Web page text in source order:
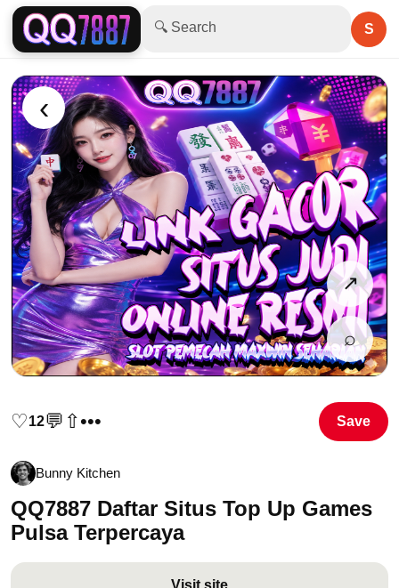
🔍 Search S
‹
↗
⌕
♡12💬 ⇧••• Save
Bunny Kitchen
QQ7887 Daftar Situs Top Up Games
Pulsa Terpercaya
Visit site